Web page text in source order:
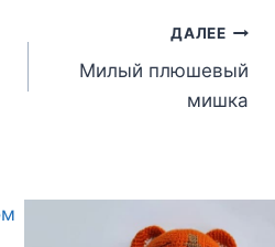
ДАЛЕЕ
Милый плюшевый
мишка